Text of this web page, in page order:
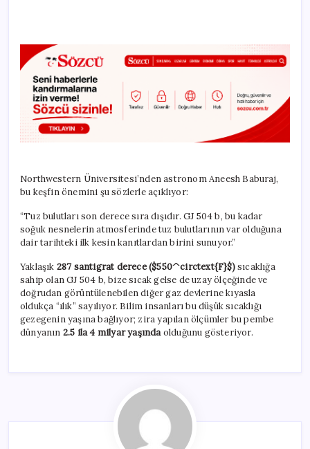
Northwestern Üniversitesi’nden astronom Aneesh Baburaj,
bu keşfin önemini şu sözlerle açıklıyor:
“Tuz bulutları son derece sıra dışıdır. GJ 504 b, bu kadar
soğuk nesnelerin atmosferinde tuz bulutlarının var olduğuna
dair tarihteki ilk kesin kanıtlardan birini sunuyor.”
Yaklaşık 287 santigrat derece ($550^circtext{F}$)sıcaklığa
sahip olan GJ 504 b, bize sıcak gelse de uzay ölçeğinde ve
doğrudan görüntülenebilen diğer gaz devlerine kıyasla
oldukça “ılık” sayılıyor. Bilim insanları bu düşük sıcaklığı
gezegenin yaşına bağlıyor; zira yapılan ölçümler bu pembe
dünyanın 2.5 ila 4 milyar yaşındaolduğunu gösteriyor.